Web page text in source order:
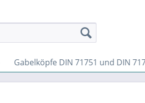
Gabelköpfe DIN 71751 und DIN